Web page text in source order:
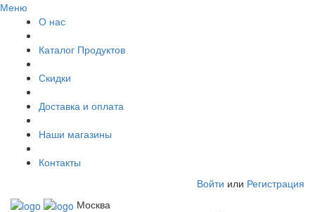
Меню
О нас
Каталог Продуктов
Скидки
Доставка и оплата
Наши магазины
Контакты
Войти или Регистрация
Москва